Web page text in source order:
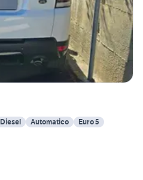
Diesel Automatico Euro 5